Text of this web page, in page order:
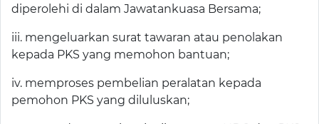
diperolehi di dalam Jawatankuasa Bersama;
iii. mengeluarkan surat tawaran atau penolakan
kepada PKS yang memohon bantuan;
iv. memproses pembelian peralatan kepada
pemohon PKS yang diluluskan;